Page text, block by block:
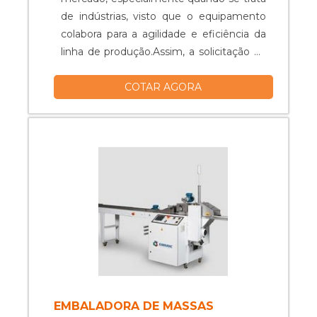
de indústrias, visto que o equipamento
colabora para a agilidade e eficiência da
linha de produção.Assim, a solicitação da
dos mais variados setores, como
praticidade e eficiência no momento de
EMPREGADO EM VÁRIOS
SETORESAlém da funcionalidade, a
máquina de envase destaca-se por ser
um equipamento de elevada resistência
e durabilidade, tendo em vista que é
confeccionado por um dos materiais
intempéries presentes no mercado, o
COTAR AGORA
EMBALADORA DE MASSAS